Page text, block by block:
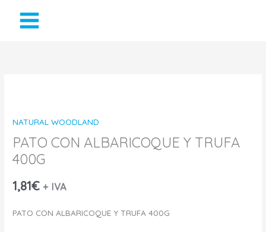
NATURAL WOODLAND
PATO CON ALBARICOQUE Y TRUFA
400G
1,81€ + IVA
PATO CON ALBARICOQUE Y TRUFA 400G
ALBARICOQUE
Y
TRUFA